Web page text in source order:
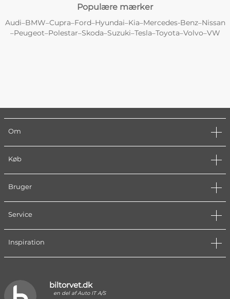
Populære mærker
Audi–BMW–Cupra–Ford–Hyundai–Kia–Mercedes-Benz–Nissan
–Peugeot–Polestar–Skoda–Suzuki–Tesla–Toyota–Volvo–VW
Om
Køb
Bruger
Service
Inspiration
biltorvet.dk
en del af Auto IT A/S